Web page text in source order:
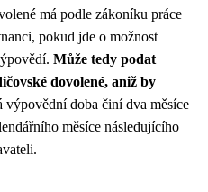
má podle zákoníku práce
pokud jde o možnost
Může tedy podat
dovolené, aniž by
výpovědní doba činí dva měsíce
měsíce následujícího